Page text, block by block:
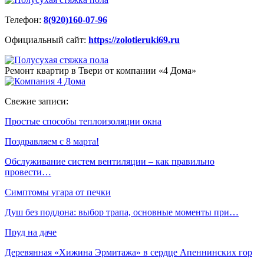
Телефон: 8(920)160-07-96
Официальный сайт: https://zolotieruki69.ru
Ремонт квартир в Твери от компании «4 Дома»
Свежие записи:
Простые способы теплоизоляции окна
Поздравляем с 8 марта!
Обслуживание систем вентиляции – как правильно
провести…
Симптомы угара от печки
Душ без поддона: выбор трапа, основные моменты при…
Пруд на даче
Деревянная «Хижина Эрмитажа» в сердце Апеннинских гор